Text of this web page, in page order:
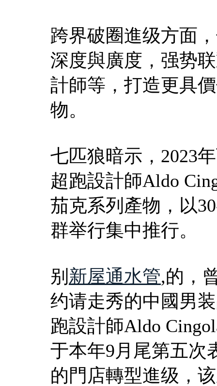
跨界破圈進级方面
深度與廣度，强势
計師等，打造更具
物。
七匹狼暗示，2023
超跑設計師Aldo
茄克系列產物，以
群举行集中推行。
别 新屋通水管,的，
约请走秀的中國男
跑設計師Aldo
于本年9月尾第五次
的門店轉型進级，